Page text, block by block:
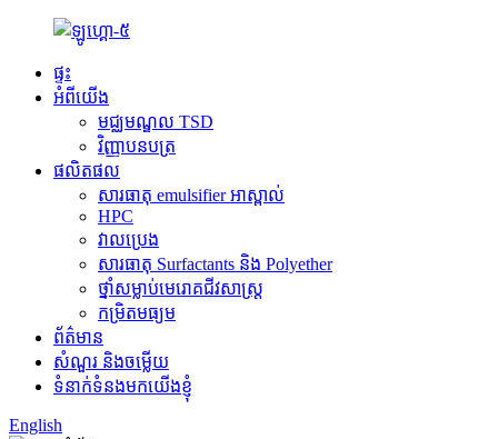
ផ្ទះ
អំពីយើង
មជ្ឈមណ្ឌល TSD
វិញ្ញាបនបត្រ
ផលិតផល
សារធាតុ emulsifier អាស្ពាល់
HPC
វាលប្រេង
សារធាតុ Surfactants និង Polyether
ថ្នាំសម្លាប់មេរោគជីវសាស្ត្រ
កម្រិតមធ្យម
ព័ត៌មាន
សំណួរ និងចម្លើយ
ទំនាក់ទំនងមកយើងខ្ញុំ
English